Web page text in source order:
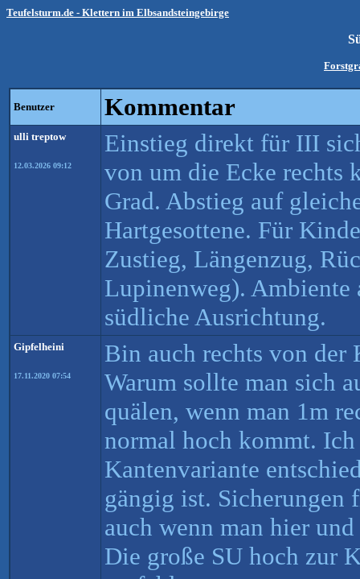
Teufelsturm.de - Klettern im Elbsandsteingebirge
Benutzer Kommentar
ulli treptow
12.03.2026 09:12
Einstieg direkt für III
von um die Ecke rechts
Grad. Abstieg auf
Hartgesottene. Für
Zustieg, Längenzug,
Lupinenweg). Ambiente
südliche Ausrichtung.
Gipfelheini
17.11.2020 07:54
Bin auch rechts von der
Warum sollte man sich
quälen, wenn man 1m
normal hoch kommt.
Kantenvariante
gängig ist. Sicherungen
auch wenn man hier
Die große SU hoch zur